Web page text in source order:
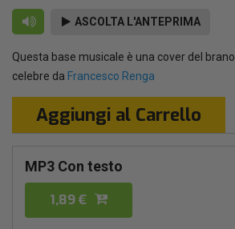
ASCOLTA L'ANTEPRIMA
Questa base musicale è una cover del brano
celebre da Francesco Renga
Aggiungi al Carrello
MP3 Con testo
1,89 €